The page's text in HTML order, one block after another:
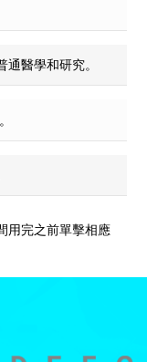
醫學和研究。
用完之前單擊相應